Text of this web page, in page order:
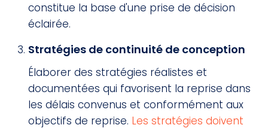
constitue la base d'une prise de décision
éclairée.
Stratégies de continuité de conception
Élaborer des stratégies réalistes et
documentées qui favorisent la reprise dans
les délais convenus et conformément aux
objectifs de reprise. Les stratégies doivent